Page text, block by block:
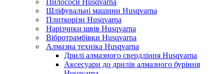
Пилососи Husqvarna
Шліфувальні машини Husqvarna
Плиткорізи Husqvarna
Нарізчики швів Husqvarna
Вібротрамбівки Husqvarna
Алмазна техніка Husqvarna
Дрилі алмазного свердління Husqvarna
Аксесуари до дрилів алмазного буріння